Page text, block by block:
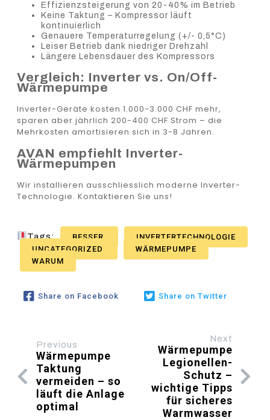
Effizienzsteigerung von 20-40% im Betrieb
Keine Taktung – Kompressor läuft
kontinuierlich
Genauere Temperaturregelung (+/- 0,5°C)
Leiser Betrieb dank niedriger Drehzahl
Längere Lebensdauer des Kompressors
Vergleich: Inverter vs. On/Off-
Wärmepumpe
Inverter-Geräte kosten 1.000-3.000 CHF mehr,
sparen aber jährlich 200-400 CHF Strom – die
Mehrkosten amortisieren sich in 3-8 Jahren.
AVAN empfiehlt Inverter-
Wärmepumpen
Wir installieren ausschliesslich moderne Inverter-
Technologie. Kontaktieren Sie uns!
Tags: BESSER
INVERTERTECHNOLOGIE
UNCATEGORIZED
WÄRMEPUMPE
WARUM
Share on Facebook Share on Twitter
Previous
Wärmepumpe
Taktung
vermeiden – so
läuft die Anlage
optimal
Next
Wärmepumpe
Legionellen-
Schutz –
wichtige Tipps
für sicheres
Warmwasser